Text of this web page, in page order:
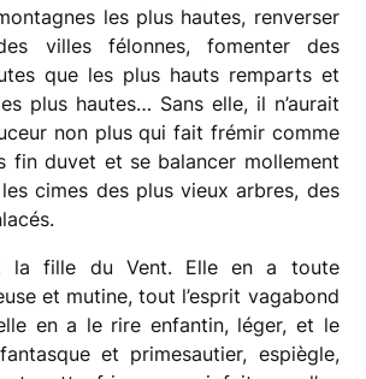
les plus hautes, renverser
villes félonnes, fomenter des
que les plus hauts remparts et
plus hautes… Sans elle, il n’aurait
non plus qui fait frémir comme
fin duvet et se balancer mollement
cimes des plus vieux arbres, des
la fille du Vent. Elle en a toute
et mutine, tout l’esprit vagabond
en a le rire enfantin, léger, et le
et primesautier, espiègle,